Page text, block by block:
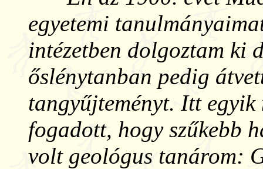
egyetemi
intézetben dolgoztam ki
őslénytanban pedig
tangyűjteményt. Itt
fogadott, hogy szűkebb
volt geológus tanárom: